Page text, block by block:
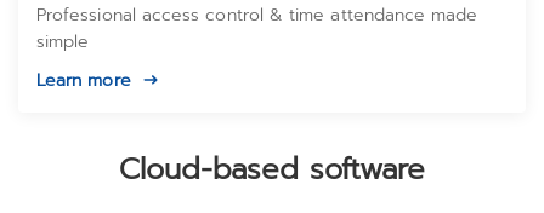
Professional access control & time attendance made
simple
Learn more
Cloud-based software